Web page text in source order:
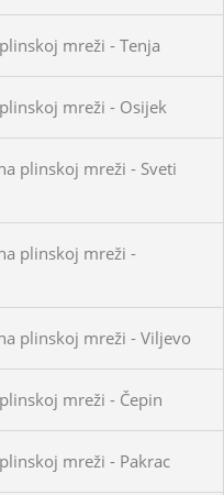
mreži - Tenja
mreži - Osijek
plinskoj mreži - Sveti
plinskoj mreži -
plinskoj mreži - Viljevo
mreži - Čepin
mreži - Pakrac